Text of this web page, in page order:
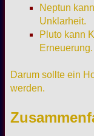
Neptun
Unklarheit.
Pluto kann
Erneuerung.
Darum sollte ein
werden.